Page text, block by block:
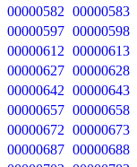
00000582 00000583
00000597 00000598
00000612 00000613
00000627 00000628
00000642 00000643
00000657 00000658
00000672 00000673
00000687 00000688